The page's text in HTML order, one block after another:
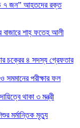
৭ জন” আহতদের রক্ত
বাজারে শাহ্ ফতেহ আলী
চক্রের ৪ সদস্য গ্রেফতার
পরীক্ষার ফল
থাকা ৩ মন্ত্রী
মর্মান্তিক মৃত্যু